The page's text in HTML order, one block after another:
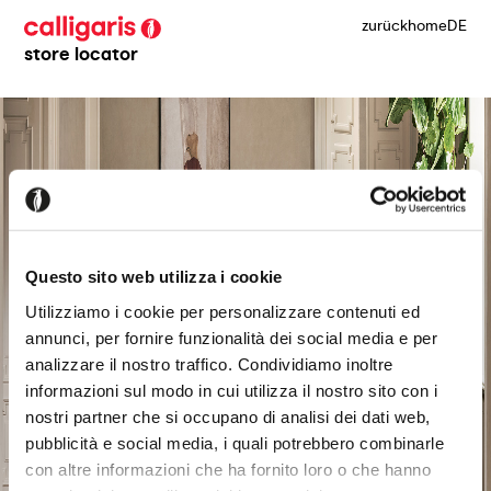
Questo sito web utilizza i cookie
Utilizziamo i cookie per personalizzare contenuti ed
annunci, per fornire funzionalità dei social media e per
analizzare il nostro traffico. Condividiamo inoltre
informazioni sul modo in cui utilizza il nostro sito con i
nostri partner che si occupano di analisi dei dati web,
pubblicità e social media, i quali potrebbero combinarle
con altre informazioni che ha fornito loro o che hanno
store locator
zurückhomeDE